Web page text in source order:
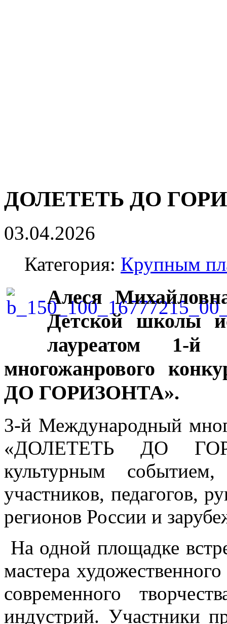
ДОЛЕТЕТЬ ДО
03.04.2026
Категория: Крупным
Алеся
Детской школы
лауреатом 1-й
многожанрового
ДО ГОРИЗОНТА».
3-й Международный
«ДОЛЕТЕТЬ ДО
культурным
участников, педагогов,
регионов России и
На одной площадке
мастера
современного
индустрий. Участники